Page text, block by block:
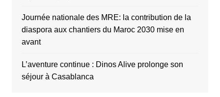
Journée nationale des MRE: la contribution de la
diaspora aux chantiers du Maroc 2030 mise en
avant
L’aventure continue : Dinos Alive prolonge son
séjour à Casablanca